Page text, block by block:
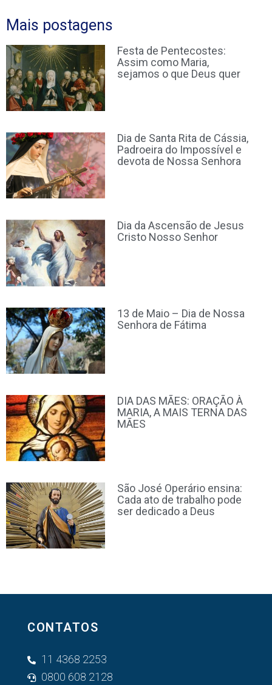
Mais postagens
Festa de Pentecostes:
Assim como Maria,
sejamos o que Deus quer
Dia de Santa Rita de Cássia,
Padroeira do Impossível e
devota de Nossa Senhora
Dia da Ascensão de Jesus
Cristo Nosso Senhor
13 de Maio – Dia de Nossa
Senhora de Fátima
DIA DAS MÃES: ORAÇÃO À
MARIA, A MAIS TERNA DAS
MÃES
São José Operário ensina:
Cada ato de trabalho pode
ser dedicado a Deus
CONTATOS
11 4368 2253
0800 608 2128